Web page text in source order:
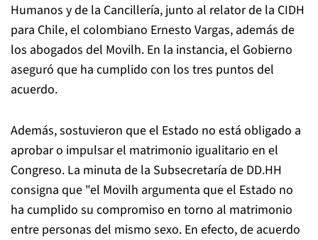
Humanos y de la Cancillería, junto al relator de la CIDH
para Chile, el colombiano Ernesto Vargas, además de
los abogados del Movilh. En la instancia, el Gobierno
aseguró que ha cumplido con los tres puntos del
acuerdo.
Además, sostuvieron que el Estado no está obligado a
aprobar o impulsar el matrimonio igualitario en el
Congreso. La minuta de la Subsecretaría de DD.HH
consigna que "el Movilh argumenta que el Estado no
ha cumplido su compromiso en torno al matrimonio
entre personas del mismo sexo. En efecto, de acuerdo